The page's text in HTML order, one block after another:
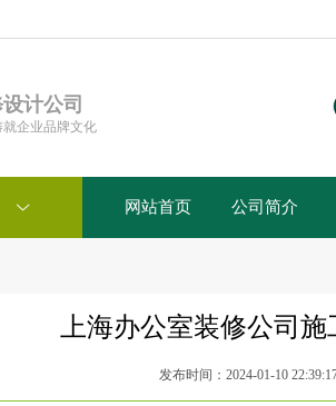
计公司
企业品牌文化
 网站首页 公司简介
上海办公室装修公司
发布时间：2024-01-10